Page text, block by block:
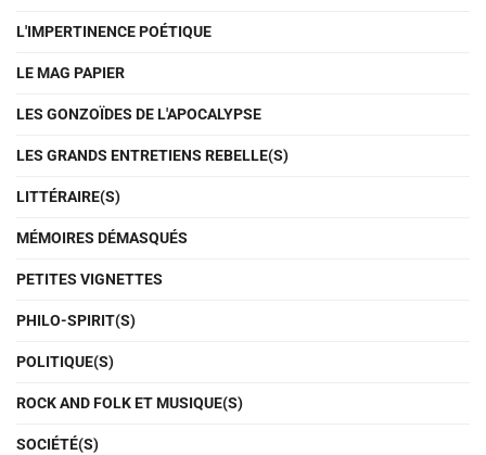
L'IMPERTINENCE POÉTIQUE
LE MAG PAPIER
LES GONZOÏDES DE L'APOCALYPSE
LES GRANDS ENTRETIENS REBELLE(S)
LITTÉRAIRE(S)
MÉMOIRES DÉMASQUÉS
PETITES VIGNETTES
PHILO-SPIRIT(S)
POLITIQUE(S)
ROCK AND FOLK ET MUSIQUE(S)
SOCIÉTÉ(S)